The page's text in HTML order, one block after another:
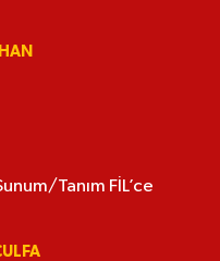
Tanım FİL’ce